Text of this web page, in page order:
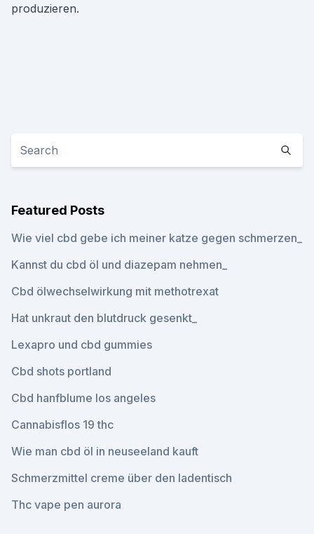
produzieren.
Featured Posts
Wie viel cbd gebe ich meiner katze gegen schmerzen_
Kannst du cbd öl und diazepam nehmen_
Cbd ölwechselwirkung mit methotrexat
Hat unkraut den blutdruck gesenkt_
Lexapro und cbd gummies
Cbd shots portland
Cbd hanfblume los angeles
Cannabisflos 19 thc
Wie man cbd öl in neuseeland kauft
Schmerzmittel creme über den ladentisch
Thc vape pen aurora